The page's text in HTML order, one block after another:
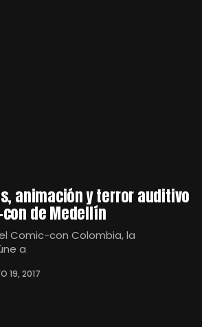
animación y terror auditivo
de Medellín
Comic-con Colombia, la
a
19, 2017